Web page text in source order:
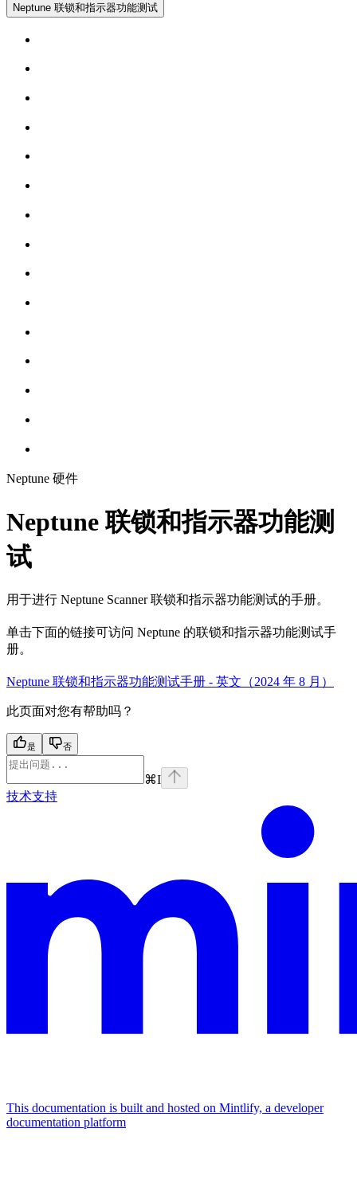
Neptune 联锁和指示器功能测试
Neptune 硬件
Neptune 联锁和指示器功能测
试
用于进行 Neptune Scanner 联锁和指示器功能测试的手册。
单击下面的链接可访问 Neptune 的联锁和指示器功能测试手
册。
Neptune 联锁和指示器功能测试手册 - 英文（2024 年 8 月）
此页面对您有帮助吗？
是 否
⌘I
技术支持
This documentation is built and hosted on Mintlify, a developer
documentation platform